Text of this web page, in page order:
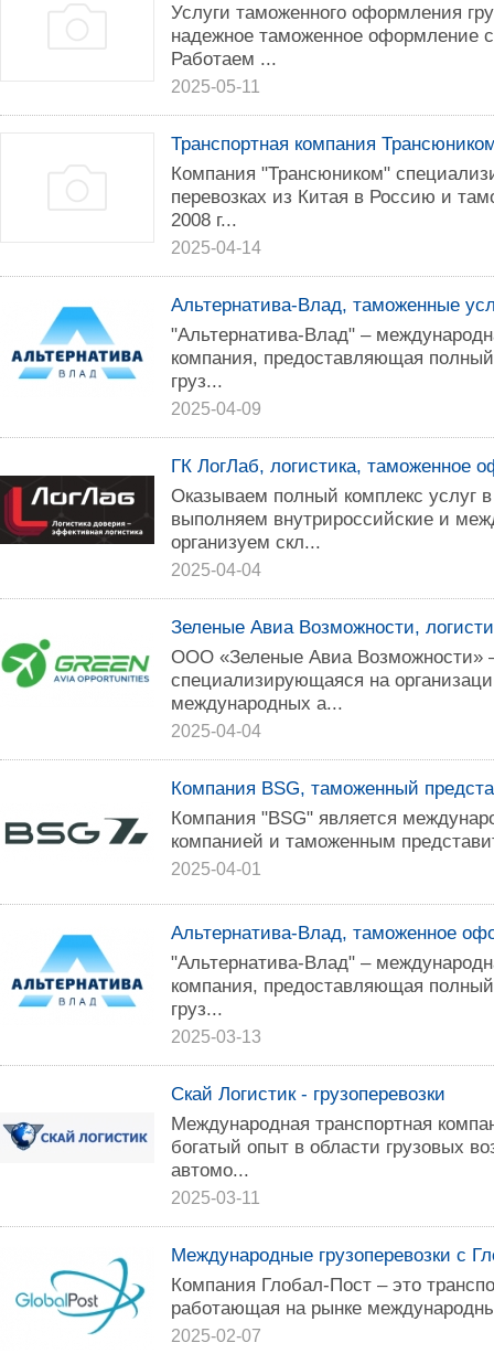
Услуги таможенного оформления
надежное таможенное оформление
Работаем ...
2025-05-11
Транспортная компания
Компания "Трансюником"
перевозках из Китая в Россию и
2008 г...
2025-04-14
Альтернатива-Влад, таможенные
"Альтернатива-Влад" –
компания, предоставляющая полный
груз...
2025-04-09
ГК ЛогЛаб, логистика, таможенное
Оказываем полный комплекс услуг
выполняем внутрироссийские и
организуем скл...
2025-04-04
Зеленые Авиа Возможности,
ООО «Зеленые Авиа Возможности»
специализирующаяся на
международных а...
2025-04-04
Компания BSG, таможенный
Компания "BSG" является
компанией и таможенным
2025-04-01
Альтернатива-Влад, таможенное
"Альтернатива-Влад" –
компания, предоставляющая полный
груз...
2025-03-13
Скай Логистик - грузоперевозки
Международная транспортная
богатый опыт в области грузовых
автомо...
2025-03-11
Международные грузоперевозки с
Компания Глобал-Пост – это
работающая на рынке
2025-02-07